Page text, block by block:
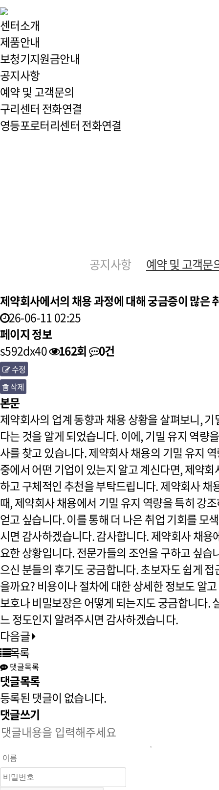
센터소개
제품안내
보청기지원금안내
공지사항
예약 및 고객문의
구리센터 전화연결
영등포로터리센터 전화연결
공지사항 예약 및 고객문
제약회사에서의 채용 과정에 대해 궁금증이 많은
26-06-11 02:25
페이지 정보
s592dx40 162회 0건
수정
삭제
본문
제약회사의 업계 동향과 채용 상황을 살펴보니,
다는 것을 알게 되었습니다. 이에, 기밀 유지 역량
사를 찾고 있습니다. 제약회사 채용의 기밀 유지
중에서 어떤 기업이 있는지 알고 계신다면, 제약
하고 구체적인 추천을 부탁드립니다. 제약회사 채
때,제약회사 채용에서 기밀 유지 역량을 특히 강
얻고 싶습니다. 이를 통해 더 나은 취업 기회를 모
시면 감사하겠습니다. 감사합니다. 제약회사 채용
요한 상황입니다. 전문가들의 조언을 구하고 싶습
으신 분들의 후기도 궁금합니다. 초보자도 쉽게
을까요? 비용이나 절차에 대한 상세한 정보도 알
보호나 비밀보장은 어떻게 되는지도 궁금합니다.
느 정도인지 알려주시면 감사하겠습니다.
다음글
목록
댓글목록
댓글목록
등록된 댓글이 없습니다.
댓글쓰기